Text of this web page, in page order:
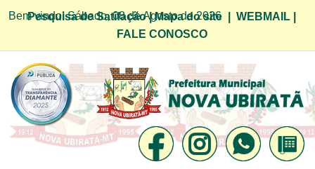
Bem vindo! Sábado, 08 de Agosto de 2026
Pesquisa de Satifação|Mapa do site WEBMAIL
FALE CONOSCO